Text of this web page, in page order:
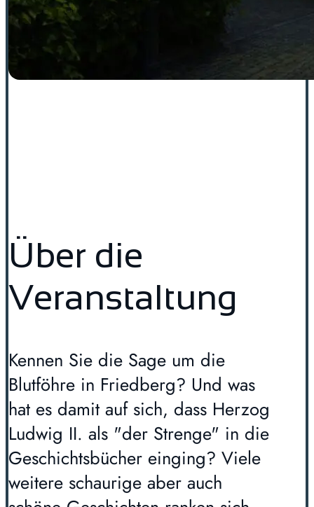
Über die
Veranstaltung
Kennen Sie die Sage um die
Blutföhre in Friedberg? Und was
hat es damit auf sich, dass Herzog
Ludwig II. als "der Strenge" in die
Geschichtsbücher einging? Viele
weitere schaurige aber auch